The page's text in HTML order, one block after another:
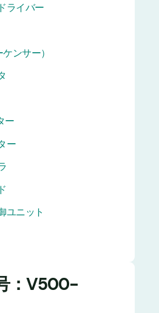
ライバー
ンサー）
ー
ー
ユニット
：V500-